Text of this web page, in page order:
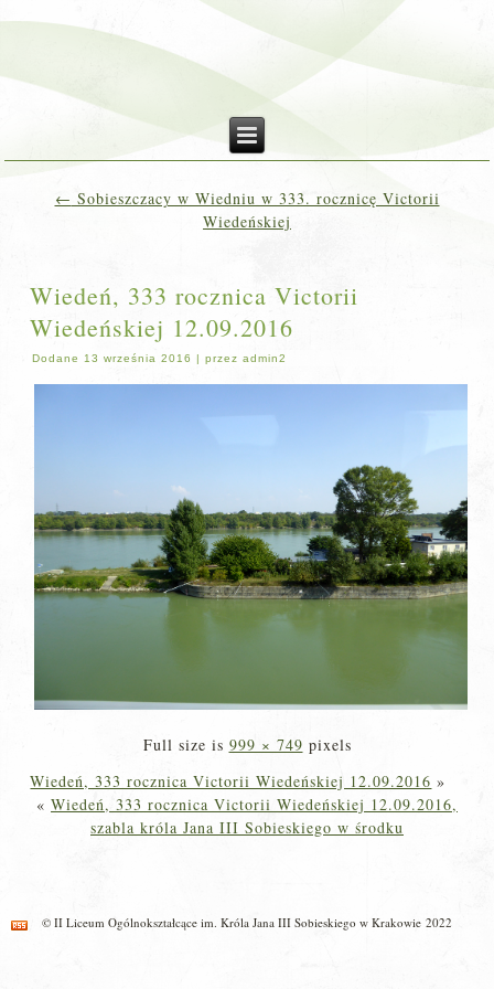
← Sobieszczacy w Wiedniu w 333. rocznicę Victorii
Wiedeńskiej
Wiedeń, 333 rocznica Victorii
Wiedeńskiej 12.09.2016
Dodane 13 września 2016 |przez admin2
Full size is 999 × 749 pixels
Wiedeń, 333 rocznica Victorii Wiedeńskiej 12.09.2016 »
« Wiedeń, 333 rocznica Victorii Wiedeńskiej 12.09.2016,
szabla króla Jana III Sobieskiego w środku
© II Liceum Ogólnokształcące im. Króla Jana III Sobieskiego w Krakowie 2022